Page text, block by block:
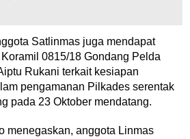
Satlinmas juga mendapat
0815/18 Gondang Pelda
Rukani terkait kesiapan
pengamanan Pilkades serentak
pada 23 Oktober mendatang.
menegaskan, anggota Linmas